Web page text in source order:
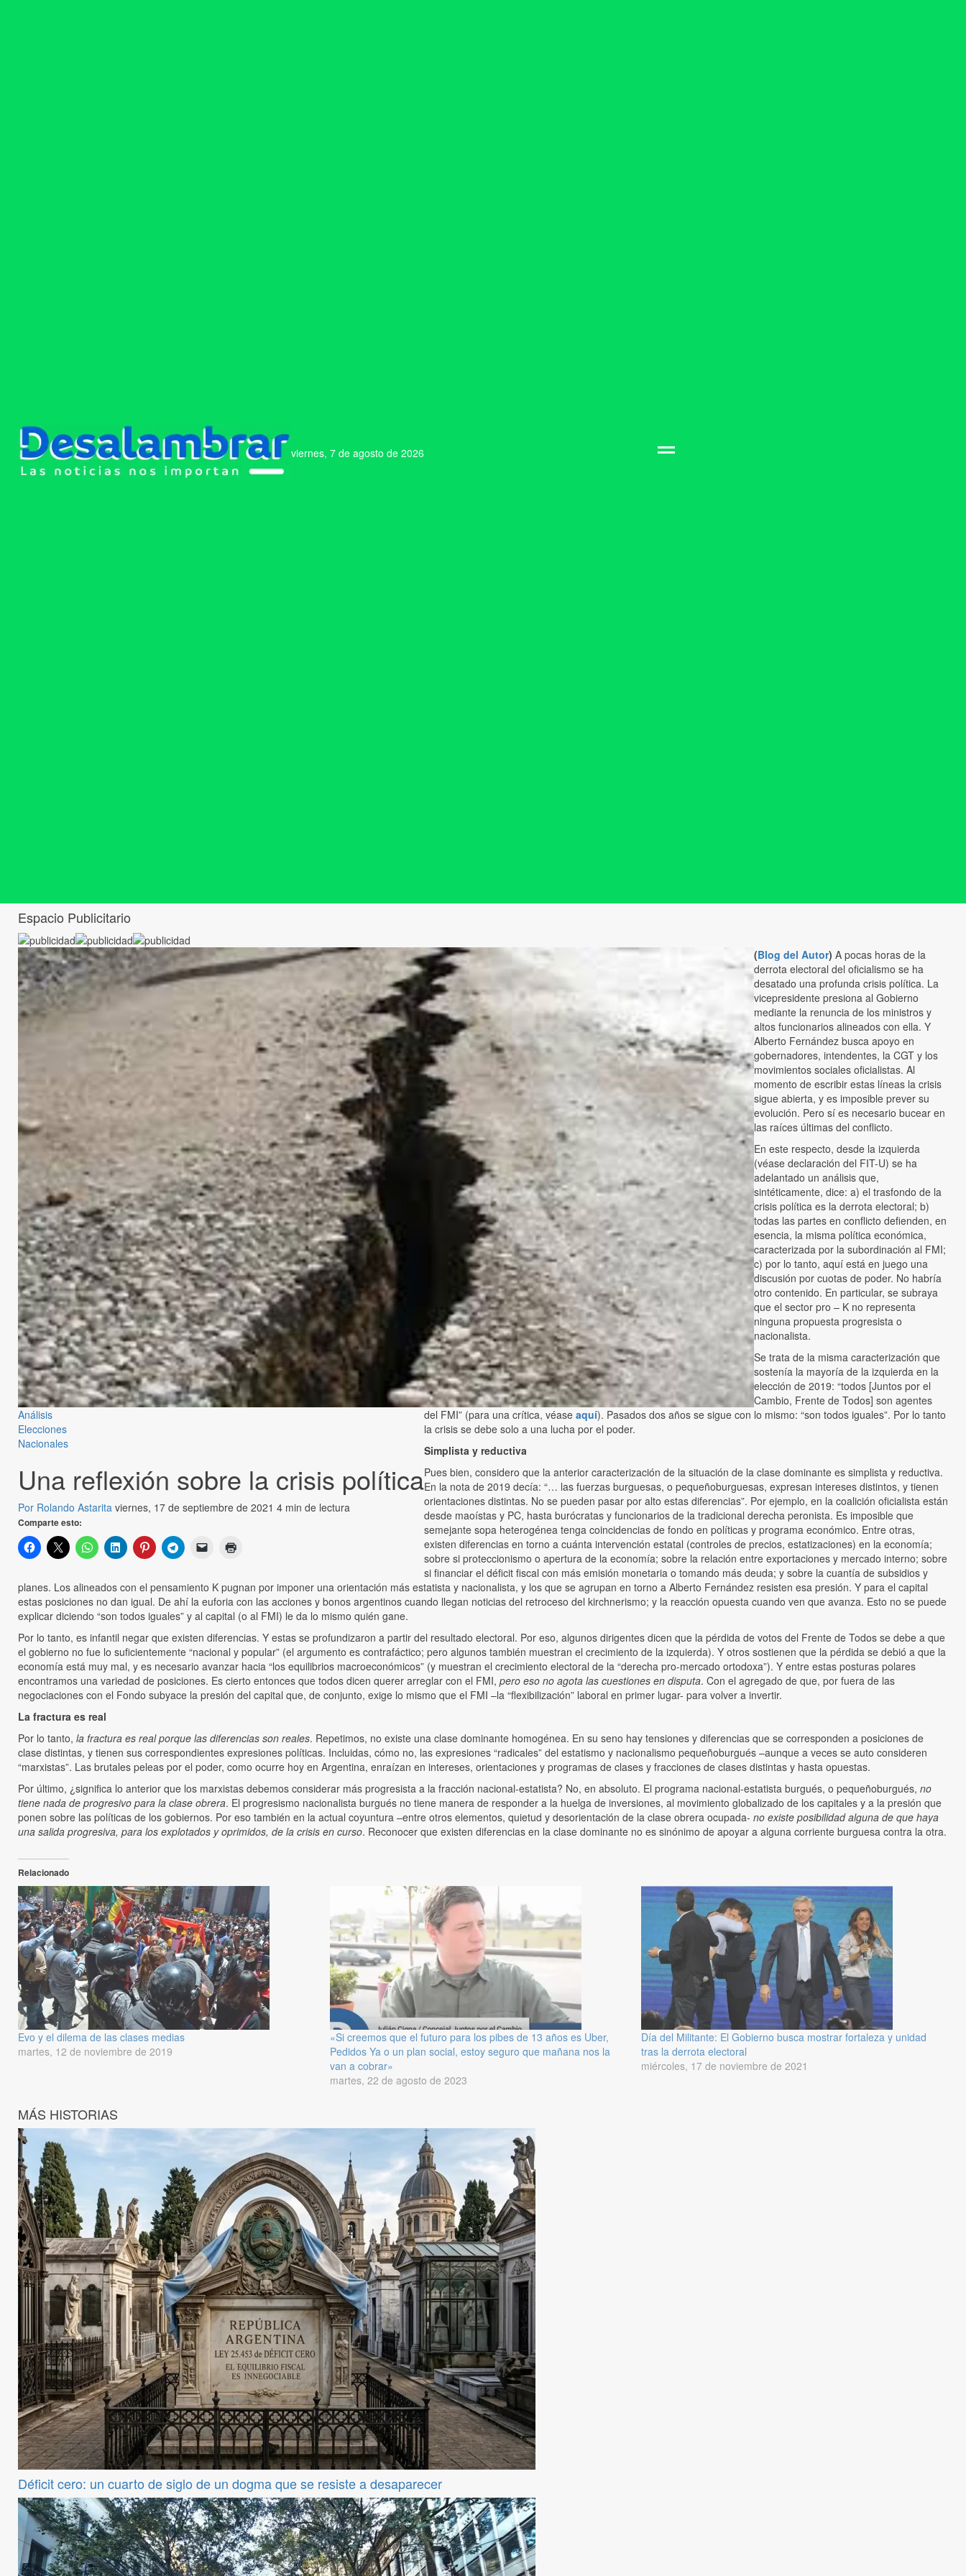
viernes, 7 de agosto de 2026
Espacio Publicitario
Análisis
Elecciones
Nacionales
Una reflexión sobre la crisis política
Por Rolando Astarita viernes, 17 de septiembre de 2021 4 min de lectura
Comparte esto:
(Blog del Autor) A pocas horas de la
derrota electoral del oficialismo se ha
desatado una profunda crisis política. La
vicepresidente presiona al Gobierno
mediante la renuncia de los ministros y
altos funcionarios alineados con ella. Y
Alberto Fernández busca apoyo en
gobernadores, intendentes, la CGT y los
movimientos sociales oficialistas. Al
momento de escribir estas líneas la crisis
sigue abierta, y es imposible prever su
evolución. Pero sí es necesario bucear en
las raíces últimas del conflicto.
En este respecto, desde la izquierda
(véase declaración del FIT-U) se ha
adelantado un análisis que,
sintéticamente, dice: a) el trasfondo de la
crisis política es la derrota electoral; b)
todas las partes en conflicto defienden, en
esencia, la misma política económica,
caracterizada por la subordinación al FMI;
c) por lo tanto, aquí está en juego una
discusión por cuotas de poder. No habría
otro contenido. En particular, se subraya
que el sector pro – K no representa
ninguna propuesta progresista o
nacionalista.
Se trata de la misma caracterización que
sostenía la mayoría de la izquierda en la
elección de 2019: “todos [Juntos por el
Cambio, Frente de Todos] son agentes
del FMI” (para una crítica, véase aquí). Pasados dos años se sigue con lo mismo: “son todos iguales”. Por lo tanto
la crisis se debe solo a una lucha por el poder.
Simplista y reductiva
Pues bien, considero que la anterior caracterización de la situación de la clase dominante es simplista y reductiva.
En la nota de 2019 decía: “… las fuerzas burguesas, o pequeñoburguesas, expresan intereses distintos, y tienen
orientaciones distintas. No se pueden pasar por alto estas diferencias”. Por ejemplo, en la coalición oficialista están
desde maoístas y PC, hasta burócratas y funcionarios de la tradicional derecha peronista. Es imposible que
semejante sopa heterogénea tenga coincidencias de fondo en políticas y programa económico. Entre otras,
existen diferencias en torno a cuánta intervención estatal (controles de precios, estatizaciones) en la economía;
sobre si proteccionismo o apertura de la economía; sobre la relación entre exportaciones y mercado interno; sobre
si financiar el déficit fiscal con más emisión monetaria o tomando más deuda; y sobre la cuantía de subsidios y
planes. Los alineados con el pensamiento K pugnan por imponer una orientación más estatista y nacionalista, y los que se agrupan en torno a Alberto Fernández resisten esa presión. Y para el capital
estas posiciones no dan igual. De ahí la euforia con las acciones y bonos argentinos cuando llegan noticias del retroceso del kirchnerismo; y la reacción opuesta cuando ven que avanza. Esto no se puede
explicar diciendo “son todos iguales” y al capital (o al FMI) le da lo mismo quién gane.
Por lo tanto, es infantil negar que existen diferencias. Y estas se profundizaron a partir del resultado electoral. Por eso, algunos dirigentes dicen que la pérdida de votos del Frente de Todos se debe a que
el gobierno no fue lo suficientemente “nacional y popular” (el argumento es contrafáctico; pero algunos también muestran el crecimiento de la izquierda). Y otros sostienen que la pérdida se debió a que la
economía está muy mal, y es necesario avanzar hacia “los equilibrios macroeconómicos” (y muestran el crecimiento electoral de la “derecha pro-mercado ortodoxa”). Y entre estas posturas polares
encontramos una variedad de posiciones. Es cierto entonces que todos dicen querer arreglar con el FMI, pero eso no agota las cuestiones en disputa. Con el agregado de que, por fuera de las
negociaciones con el Fondo subyace la presión del capital que, de conjunto, exige lo mismo que el FMI –la “flexibilización” laboral en primer lugar- para volver a invertir.
La fractura es real
Por lo tanto, la fractura es real porque las diferencias son reales. Repetimos, no existe una clase dominante homogénea. En su seno hay tensiones y diferencias que se corresponden a posiciones de
clase distintas, y tienen sus correspondientes expresiones políticas. Incluidas, cómo no, las expresiones “radicales” del estatismo y nacionalismo pequeñoburgués –aunque a veces se auto consideren
“marxistas”. Las brutales peleas por el poder, como ocurre hoy en Argentina, enraízan en intereses, orientaciones y programas de clases y fracciones de clases distintas y hasta opuestas.
Por último, ¿significa lo anterior que los marxistas debemos considerar más progresista a la fracción nacional-estatista? No, en absoluto. El programa nacional-estatista burgués, o pequeñoburgués, no
tiene nada de progresivo para la clase obrera. El progresismo nacionalista burgués no tiene manera de responder a la huelga de inversiones, al movimiento globalizado de los capitales y a la presión que
ponen sobre las políticas de los gobiernos. Por eso también en la actual coyuntura –entre otros elementos, quietud y desorientación de la clase obrera ocupada- no existe posibilidad alguna de que haya
una salida progresiva, para los explotados y oprimidos, de la crisis en curso. Reconocer que existen diferencias en la clase dominante no es sinónimo de apoyar a alguna corriente burguesa contra la otra.
Relacionado
Evo y el dilema de las clases medias
martes, 12 de noviembre de 2019
«Si creemos que el futuro para los pibes de 13 años es Uber,
Pedidos Ya o un plan social, estoy seguro que mañana nos la
van a cobrar»
martes, 22 de agosto de 2023
Día del Militante: El Gobierno busca mostrar fortaleza y unidad
tras la derrota electoral
miércoles, 17 de noviembre de 2021
MÁS HISTORIAS
Déficit cero: un cuarto de siglo de un dogma que se resiste a desaparecer